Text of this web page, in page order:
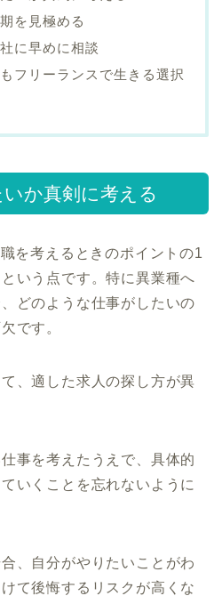
を見極める
に早めに相談
フリーランスで生きる選択
か真剣に考える
を考えるときのポイントの1
いう点です。特に異業種へ
どのような仕事がしたいの
です。
、適した求人の探し方が異
事を考えたうえで、具体的
いくことを忘れないように
、自分がやりたいことがわ
て後悔するリスクが高くな